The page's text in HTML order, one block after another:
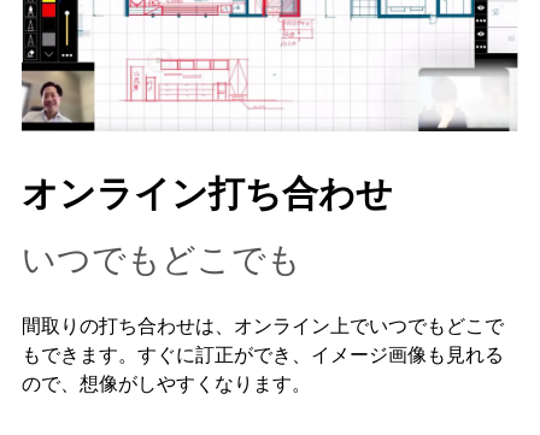
オンライン打ち合わせ
いつでもどこでも
間取りの打ち合わせは、オンライン上でいつでもどこで
もできます。すぐに訂正ができ、イメージ画像も見れる
ので、想像がしやすくなります。